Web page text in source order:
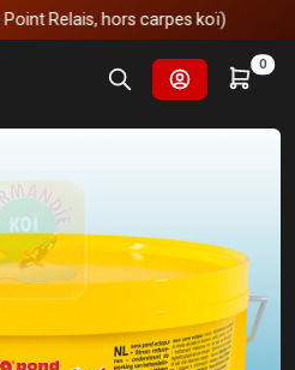
Relais, hors carpes koï)
0
Sera Pond Ectopur